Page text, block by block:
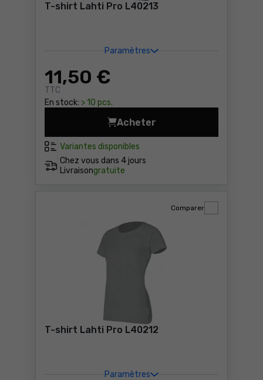
T-shirt Lahti Pro L40213
Paramètres
11,50 €
TTC
En stock: > 10 pcs.
Variantes disponibles
Chez vous dans 4 jours
Livraisongratuite
Acheter
T-shirt Lahti Pro L40213
T-shirt Lahti Pro L40212
Paramètres
Comparer